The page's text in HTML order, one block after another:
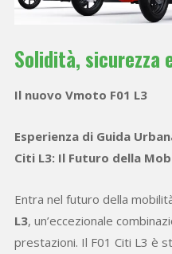
Solidità, sicurezza
Il nuovo Vmoto F01 L3
Esperienza di Guida
Citi L3: Il Futuro della
Entra nel futuro della
L3, un’eccezionale
prestazioni. Il F01 Citi L3 è